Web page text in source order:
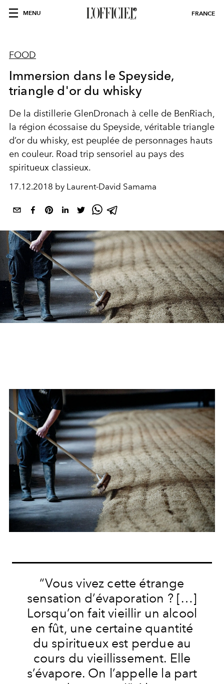
MENU FRANCE
FOOD
Immersion dans le Speyside,
triangle d'or du whisky
De la distillerie GlenDronach à celle de BenRiach,
la région écossaise du Speyside, véritable triangle
d’or du whisky, est peuplée de personnages hauts
en couleur. Road trip sensoriel au pays des
spiritueux classieux.
17.12.2018 by Laurent-David Samama
“Vous vivez cette étrange
sensation d’évaporation ? […]
Lorsqu’on fait vieillir un alcool
en fût, une certaine quantité
du spiritueux est perdue au
cours du vieillissement. Elle
s’évapore. On l’appelle la part